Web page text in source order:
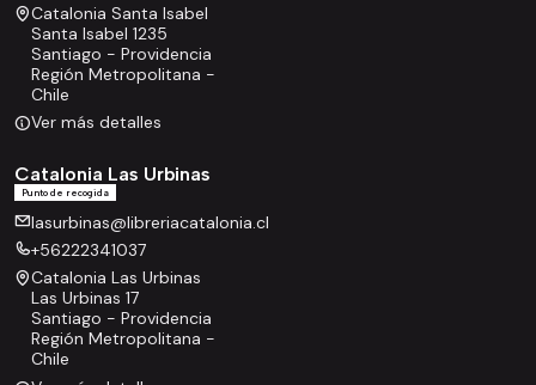
Catalonia Santa Isabel
Santa Isabel 1235
Santiago - Providencia
Región Metropolitana -
Chile
Ver más detalles
Catalonia Las Urbinas
Punto de recogida
lasurbinas@libreriacatalonia.cl
+56222341037
Catalonia Las Urbinas
Las Urbinas 17
Santiago - Providencia
Región Metropolitana -
Chile